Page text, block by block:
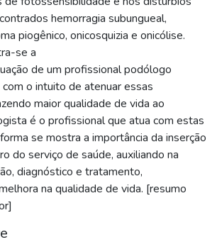
hemorragia subungueal,
piogênico, onicosquizia e onicólise.
se a
de um profissional podólogo
o intuito de atenuar essas
maior qualidade de vida ao
é o profissional que atua com estas
se mostra a importância da inserção
do serviço de saúde, auxiliando na
diagnóstico e tratamento,
na qualidade de vida. [resumo